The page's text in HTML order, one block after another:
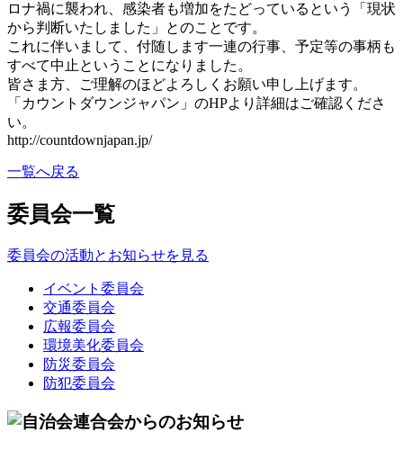
ロナ禍に襲われ、感染者も増加をたどっているという「現状
から判断いたしました」とのことです。
これに伴いまして、付随します一連の行事、予定等の事柄も
すべて中止ということになりました。
皆さま方、ご理解のほどよろしくお願い申し上げます。
「カウントダウンジャパン」のHPより詳細はご確認くださ
い。
http://countdownjapan.jp/
一覧へ戻る
委員会一覧
委員会の活動とお知らせを見る
イベント委員会
交通委員会
広報委員会
環境美化委員会
防災委員会
防犯委員会